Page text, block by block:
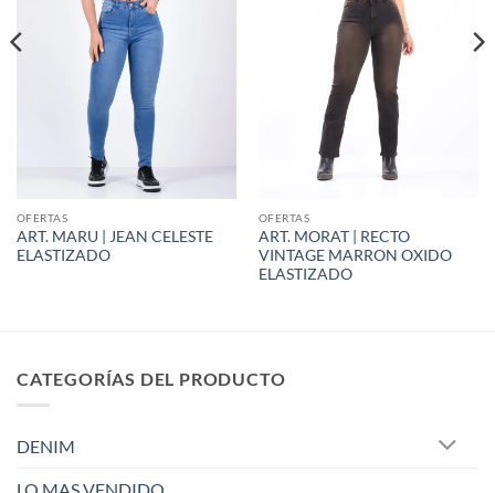
OFERTAS
ART. MARU | JEAN CELESTE
ELASTIZADO
OFERTAS
ART. MORAT | RECTO
VINTAGE MARRON OXIDO
ELASTIZADO
CATEGORÍAS DEL PRODUCTO
DENIM